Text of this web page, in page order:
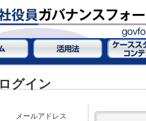
ログイン
メールアドレス